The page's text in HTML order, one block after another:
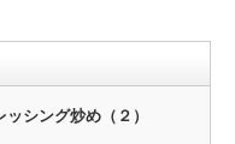
シング炒め（２）